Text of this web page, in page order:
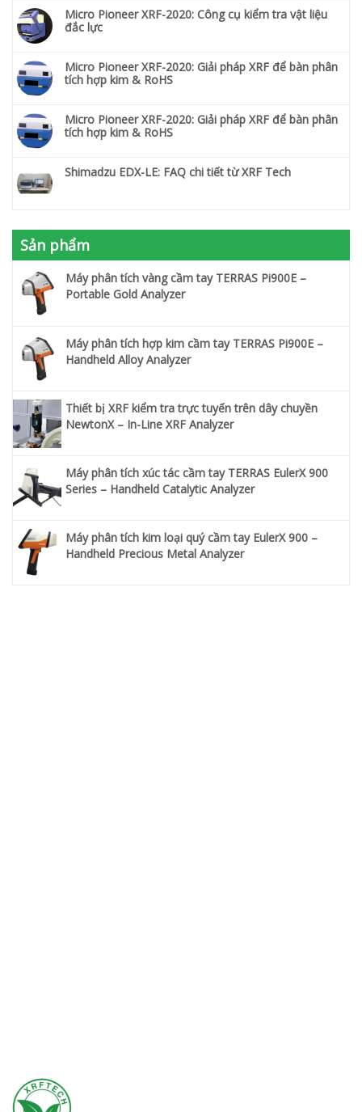
Micro Pioneer XRF-2020: Công cụ kiểm tra vật liệu
đắc lực
Micro Pioneer XRF-2020: Giải pháp XRF để bàn phân
tích hợp kim & RoHS
Micro Pioneer XRF-2020: Giải pháp XRF để bàn phân
tích hợp kim & RoHS
Shimadzu EDX-LE: FAQ chi tiết từ XRF Tech
Sản phẩm
Máy phân tích vàng cầm tay TERRAS Pi900E –
Portable Gold Analyzer
Máy phân tích hợp kim cầm tay TERRAS Pi900E –
Handheld Alloy Analyzer
Thiết bị XRF kiểm tra trực tuyến trên dây chuyền
NewtonX – In-Line XRF Analyzer
Máy phân tích xúc tác cầm tay TERRAS EulerX 900
Series – Handheld Catalytic Analyzer
Máy phân tích kim loại quý cầm tay EulerX 900 –
Handheld Precious Metal Analyzer